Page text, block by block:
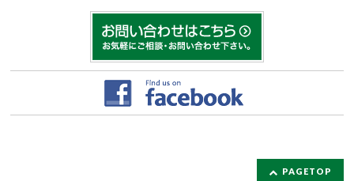
PAGETOP